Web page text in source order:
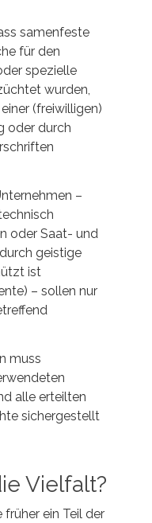
samenfeste
für den
spezielle
wurden,
(freiwilligen)
oder durch
–
oder Saat- und
geistige
ist
– sollen nur
muss
alle erteilten
sichergestellt
Vielfalt?
ein Teil der